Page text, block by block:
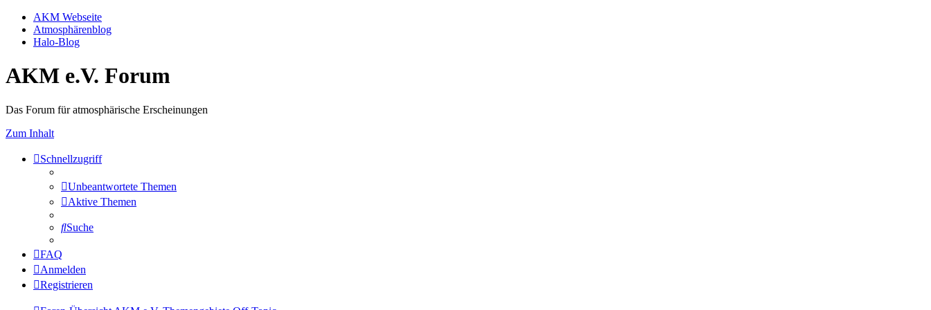
AKM Webseite
Atmosphärenblog
Halo-Blog
AKM e.V. Forum
Das Forum für atmosphärische Erscheinungen
Zum Inhalt
Schnellzugriff
Unbeantwortete Themen
Aktive Themen
Suche
FAQ
Anmelden
Registrieren